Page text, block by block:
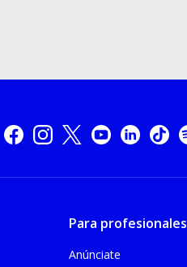
Para profesionales
Anúnciate